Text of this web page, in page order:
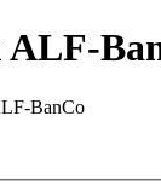
BanCo